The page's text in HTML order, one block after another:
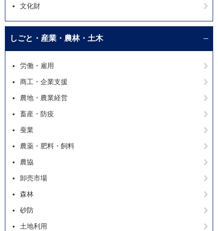
文化財
しごと・産業・農林・土木
労働・雇用
商工・企業支援
農地・農業経営
畜産・防疫
蚕業
農薬・肥料・飼料
農協
卸売市場
森林
砂防
土地利用